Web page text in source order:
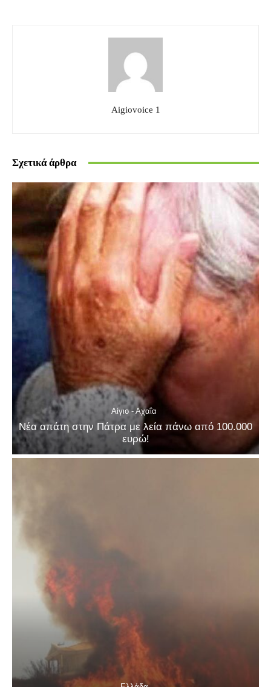
Aigiovoice 1
Σχετικά άρθρα
Αίγιο - Αχαΐα
Νέα απάτη στην Πάτρα με λεία πάνω από 100.000
ευρώ!